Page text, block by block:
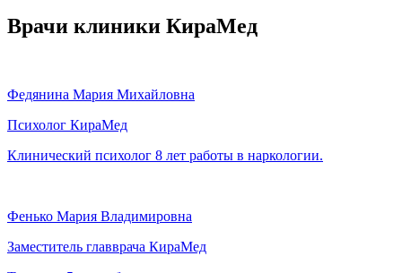
Врачи клиники КираМед
Федянина Мария Михайловна
Психолог КираМед
Клинический психолог 8 лет работы в наркологии.
Фенько Мария Владимировна
Заместитель главврача КираМед